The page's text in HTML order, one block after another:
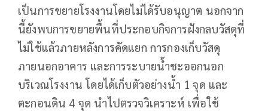
เป็นการขยายโรงงานโดยไม่ได้รับอนุญาต นอกจาก
นี้ยังพบการขยายพื้นที่ประกอบกิจการฝังกลบวัสดุที่
ไม่ใช้แล้วภายหลังการคัดแยก การกองเก็บวัสดุ
ภายนอกอาคาร และการระบายน้ำชะออกนอก
บริเวณโรงงาน โดยได้เก็บตัวอย่างน้ำ 1 จุด และ
ตะกอนดิน 4 จุด นำไปตรวจวิเคราะห์ เพื่อใช้